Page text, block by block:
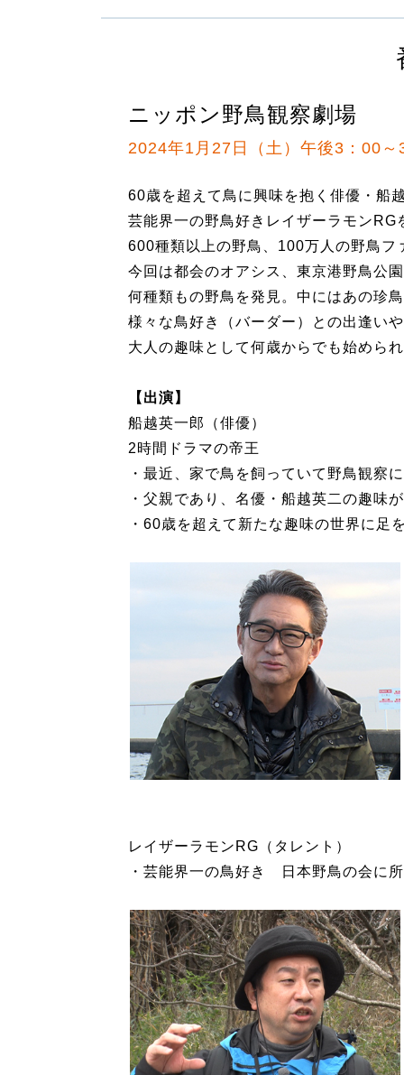
ニッポン野鳥観察劇場
2024年1月27日（土）午後3：00～
60歳を超えて鳥に興味を抱く俳優・船
芸能界一の野鳥好きレイザーラモン
600種類以上の野鳥、100万人の野鳥フ
今回は都会のオアシス、東京港野鳥公
何種類もの野鳥を発見。中にはあの珍
様々な鳥好き（バーダー）との出逢い
大人の趣味として何歳からでも始めら
【出演】
船越英一郎（俳優）
2時間ドラマの帝王
・最近、家で鳥を飼っていて野鳥観察
・父親であり、名優・船越英二の趣味
・60歳を超えて新たな趣味の世界に足
レイザーラモンRG（タレント）
・芸能界一の鳥好き 日本野鳥の会に